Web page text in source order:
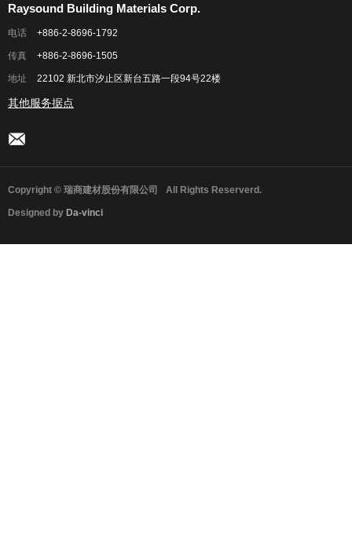
Raysound Building Materials Corp.
电话 +886-2-8696-1792
传真 +886-2-8696-1505
地址 22102 新北市汐止区新台五路一段94号22楼
其他服务据点
Copyright © 瑞商建材股份有限公司 All Rights Reserverd.
Designed by Da-vinci